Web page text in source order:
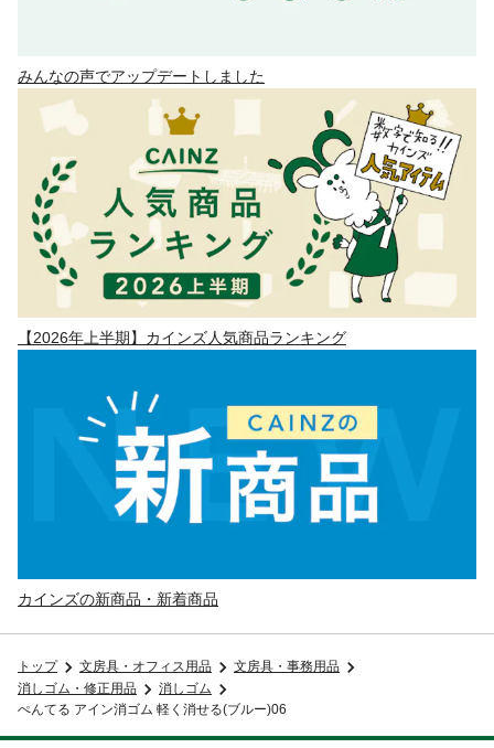
みんなの声でアップデートしました
【2026年上半期】カインズ人気商品ランキング
カインズの新商品・新着商品
トップ 文房具・オフィス用品
文房具・事務用品
消しゴム・修正用品
消しゴム
ぺんてる アイン消ゴム 軽く消せる(ブルー)06